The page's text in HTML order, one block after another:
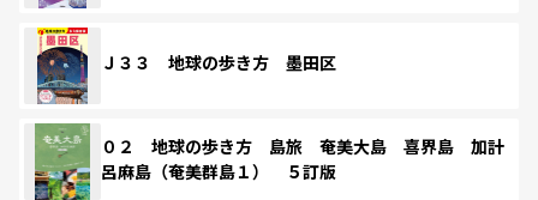
Ｊ３３ 地球の歩き方 墨田区
０２ 地球の歩き方 島旅 奄美大島 喜界島 加計
呂麻島（奄美群島１） ５訂版